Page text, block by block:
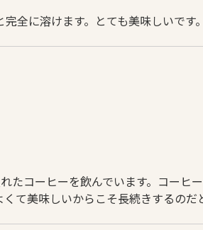
全に溶けます。とても美味しいです。
たコーヒーを飲んでいます。コー
て美味しいからこそ長続きするのだ